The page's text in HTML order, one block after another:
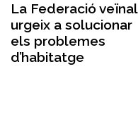
La Federació veïnal
urgeix a solucionar
els problemes
d’habitatge